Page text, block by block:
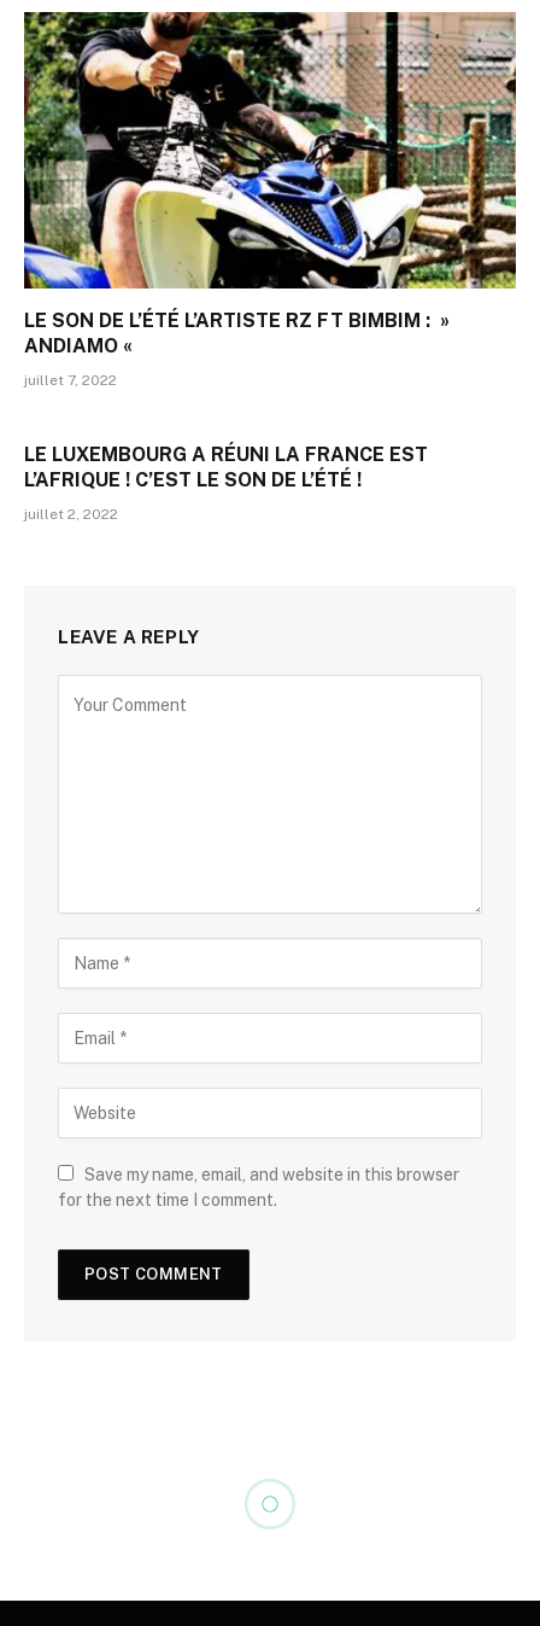
LE SON DE L’ÉTÉ L’ARTISTE RZ FT BIMBIM : »
ANDIAMO «
juillet 7, 2022
LE LUXEMBOURG A RÉUNI LA FRANCE EST
L’AFRIQUE ! C’EST LE SON DE L’ÉTÉ !
juillet 2, 2022
LEAVE A REPLY
Save my name, email, and website in this browser
for the next time I comment.